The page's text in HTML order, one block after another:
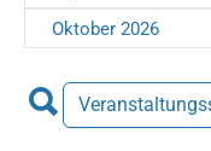
Oktober 2026